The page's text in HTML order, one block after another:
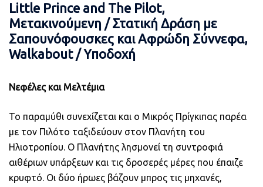
Little Prince and The Pilot,
Μετακινούμενη / Στατική Δράση με
Σαπουνόφουσκες και Αφρώδη Σύννεφα,
Walkabout / Υποδοχή
Νεφέλες και Μελτέμια
Το παραμύθι συνεχίζεται και ο Μικρός Πρίγκιπας παρέα
με τον Πιλότο ταξιδεύουν στον Πλανήτη του
Ηλιοτροπίου. Ο Πλανήτης λησμονεί τη συντροφιά
αιθέριων υπάρξεων και τις δροσερές μέρες που έπαιζε
κρυφτό. Οι δύο ήρωες βάζουν μπρος τις μηχανές,